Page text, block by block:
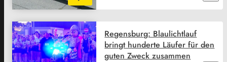
Regensburg: Blaulichtlauf
bringt hunderte Läufer für den
guten Zweck zusammen